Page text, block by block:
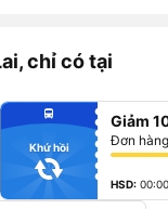
chỉ có tại
fiber_manual_record
fiber_manual_record
fiber_manual_record
fiber_manual_record
fiber_manual_record
fiber_manual_record
fiber_manual_record
directions_bus
Khứ hồi
Giảm
HSD: